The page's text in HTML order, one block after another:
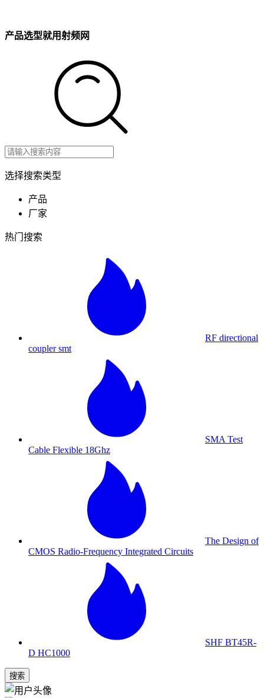
产品选型就用射频网
选择搜索类型
产品
厂家
热门搜索
RF directional
coupler smt
SMA Test
Cable Flexible 18Ghz
The Design of
CMOS Radio-Frequency Integrated Circuits
SHF BT45R-
D HC1000
搜索